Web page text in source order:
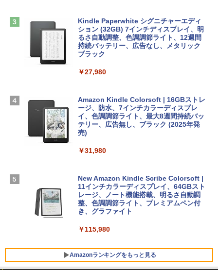
Apple 2026 MacBook Air M5チップ搭載
13インチノートブック：AIとApple Intell
igence、13.6インチLiquid Retinaディ
スプレイ、16GBユニファイドメモリ、1
ームカメラ、日本語キーボード、Touch I
￥261,414
【Amazon.co.jp限定】 HP ノートパソコ
ン 15-fd 15.6インチ 16GBメモリ 512GB
FMV ノートパソコン WE1-K3 (MS 365 P
ersonal/Copilotキー搭載/Win 11/15.6型/
Core i5/16GB/SSD 512GB/ホワイト) FM
VWK3E15W_AZ
￥139,880
4(最新 永続版)|オンラインコード版|Wind
ows11、10/mac対応|PC2台
￥39,582
Robloxギフトカード - 2,000 Robux 【限
ラインコード版
￥3,200
ト): Java & Bedrock Edition | オンライ
￥3,600
にもKindle出版にも！ 非エンジニアのた
めのAIコーディング入門シリーズ
￥99
1冊ですべて身につくHTML & CSSとWe
￥1,292
FM TOWNS ハイパー・カタログ: 本体ハ
ェクトリストと最新エミュレータ紹介
Kindle Paperwhite シグニチャーエディ
ション (32GB) 7インチディスプレイ、明
るさ自動調整、色調調節ライト、12週間
持続バッテリー、広告なし、メタリック
ブラック
￥27,980
Amazon Kindle Colorsoft | 16GBストレ
ージ、防水、7インチカラーディスプレ
イ、色調調節ライト、最大8週間持続バッ
テリー、広告無し、ブラック (2025年発
売)
￥31,980
New Amazon Kindle Scribe Colorsoft |
11インチカラーディスプレイ、64GBスト
レージ、ノート機能搭載、明るさ自動調
整、色調調節ライト、プレミアムペン付
き、グラファイト
￥115,980
Amazonランキングをもっと見る